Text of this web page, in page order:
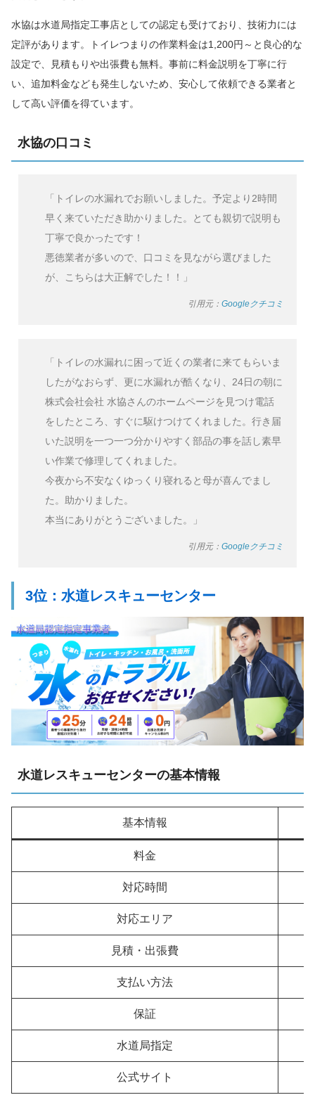
水協は水道局指定工事店としての認定も受けており、技術力には
定評があります。トイレつまりの作業料金は1,200円～と良心的な
設定で、見積もりや出張費も無料。事前に料金説明を丁寧に行
い、追加料金なども発生しないため、安心して依頼できる業者と
して高い評価を得ています。
水協の口コミ
「トイレの水漏れでお願いしました。予定より2時間
早く来ていただき助かりました。とても親切で説明も
丁寧で良かったです！
悪徳業者が多いので、口コミを見ながら選びました
が、こちらは大正解でした！！」
引用元： Googleクチコミ
「トイレの水漏れに困って近くの業者に来てもらいま
したがなおらず、更に水漏れが酷くなり、24日の朝に
株式会社会社 水協さんのホームページを見つけ電話
をしたところ、すぐに駆けつけてくれました。行き届
いた説明を一つ一つ分かりやすく部品の事を話し素早
い作業で修理してくれました。
今夜から不安なくゆっくり寝れると母が喜んでまし
た。助かりました。
本当にありがとうございました。」
引用元： Googleクチコミ
3位：水道レスキューセンター
水道レスキューセンターの基本情報
基本情報
料金
対応時間
対応エリア
見積・出張費
支払い方法
保証
水道局指定
公式サイト